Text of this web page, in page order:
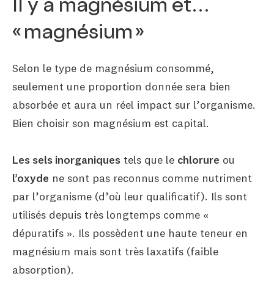
Il y a magnésium et…
« magnésium »
Selon le type de magnésium consommé,
seulement une proportion donnée sera bien
absorbée et aura un réel impact sur l’organisme.
Bien choisir son magnésium est capital.
Les sels inorganiques tels que le chlorure ou
l’oxyde ne sont pas reconnus comme nutriment
par l’organisme (d’où leur qualificatif). Ils sont
utilisés depuis très longtemps comme «
dépuratifs ». Ils possèdent une haute teneur en
magnésium mais sont très laxatifs (faible
absorption).